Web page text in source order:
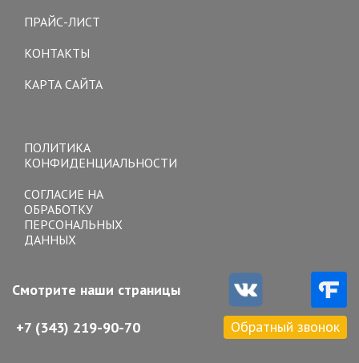
ПРАЙС-ЛИСТ
КОНТАКТЫ
КАРТА САЙТА
ПОЛИТИКА
КОНФИДЕНЦИАЛЬНОСТИ
СОГЛАСИЕ НА
ОБРАБОТКУ
ПЕРСОНАЛЬНЫХ
ДАННЫХ
Смотрите наши страницы
+7 (343) 219-90-70 Обратный звонок